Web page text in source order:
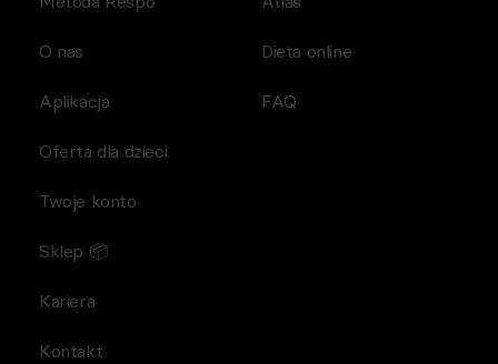
O nas
Aplikacja
Dieta online
FAQ
Oferta dla dzieci
Twoje konto
Sklep 📦
Kariera
Kontakt